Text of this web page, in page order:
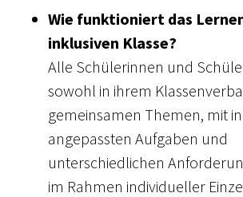
Wie funktioniert das
inklusiven Klasse?
Alle Schülerinnen und
sowohl in ihrem
gemeinsamen Themen, mit
angepassten Aufgaben und
unterschiedlichen
im Rahmen individueller